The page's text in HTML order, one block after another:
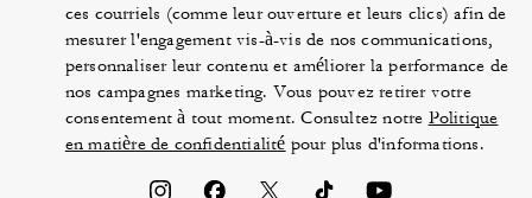
ces courriels (comme leur ouverture et leurs clics) afin de
mesurer l'engagement vis-à-vis de nos communications,
personnaliser leur contenu et améliorer la performance de
nos campagnes marketing. Vous pouvez retirer votre
consentement à tout moment. Consultez notre Politique
en matière de confidentialité pour plus d'informations.